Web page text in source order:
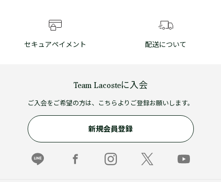
セキュアペイメント 配送について
Team Lacosteに入会
ご入会をご希望の方は、こちらよりご登録お願いします。
新規会員登録